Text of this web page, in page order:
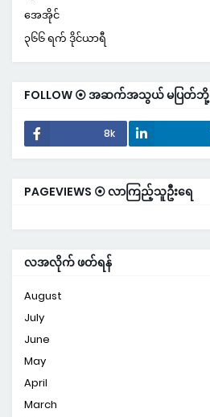
အေအိုင်
၃၆၆ ရက် ဒိုင်ယာရီ
FOLLOW ⦿ အဆက်အသွယ် မပြတ်ဘို့
8k
PAGEVIEWS ⦿ လာကြည့်သူဦးရေ
လအလိုက် ဖတ်ရန်
August
July
June
May
April
March